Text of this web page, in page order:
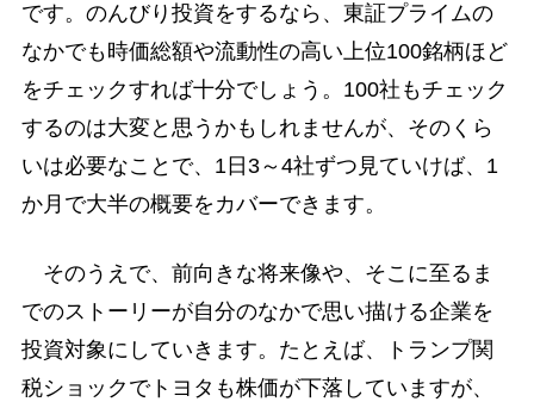
です。のんびり投資をするなら、東証プライムの
なかでも時価総額や流動性の高い上位100銘柄ほど
をチェックすれば十分でしょう。100社もチェック
するのは大変と思うかもしれませんが、そのくら
いは必要なことで、1日3～4社ずつ見ていけば、1
か月で大半の概要をカバーできます。
そのうえで、前向きな将来像や、そこに至るま
でのストーリーが自分のなかで思い描ける企業を
投資対象にしていきます。たとえば、トランプ関
税ショックでトヨタも株価が下落していますが、